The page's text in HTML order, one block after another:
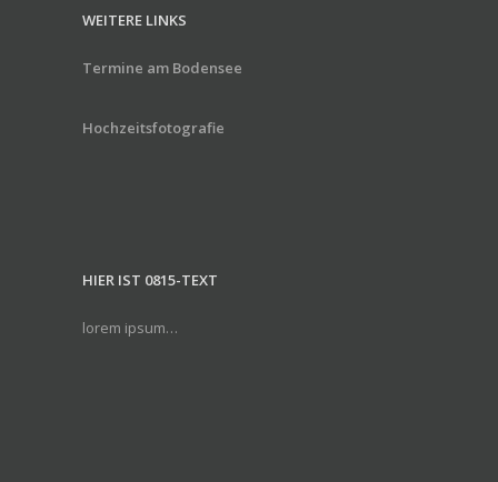
WEITERE LINKS
Termine am Bodensee
Hochzeitsfotografie
HIER IST 0815-TEXT
lorem ipsum…